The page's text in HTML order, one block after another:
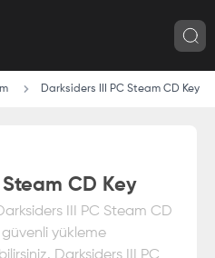
Darksiders III PC Steam CD Key
CD Key
III PC Steam CD
güvenli yükleme